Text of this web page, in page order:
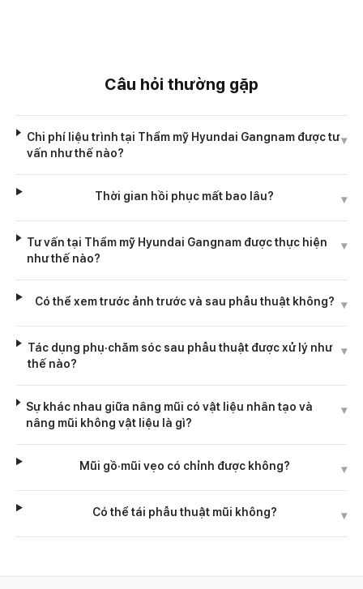
Câu hỏi thường gặp
Chi phí liệu trình tại Thẩm mỹ Hyundai Gangnam được tư
vấn như thế nào?
▾
Thời gian hồi phục mất bao lâu? ▾
Tư vấn tại Thẩm mỹ Hyundai Gangnam được thực hiện
như thế nào?
▾
Có thể xem trước ảnh trước và sau phẫu thuật không? ▾
Tác dụng phụ·chăm sóc sau phẫu thuật được xử lý như
thế nào?
▾
Sự khác nhau giữa nâng mũi có vật liệu nhân tạo và
nâng mũi không vật liệu là gì?
▾
Mũi gồ·mũi vẹo có chỉnh được không? ▾
Có thể tái phẫu thuật mũi không? ▾